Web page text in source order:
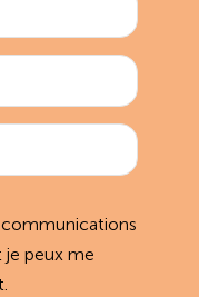
je peux me